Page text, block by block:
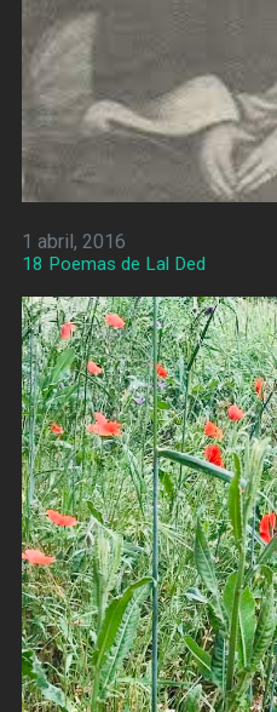
1 abril, 2016
18 Poemas de Lal Ded